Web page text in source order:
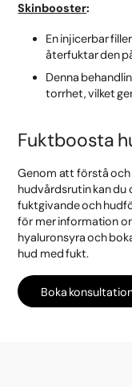
Skinbooster:
En injicerbar
återfuktar den
Denna
torrhet, vilket
Fuktboosta
Genom att förstå och
hudvårdsrutin kan du
fuktgivande och
för mer information
hyaluronsyra och
hud med fukt.
Boka